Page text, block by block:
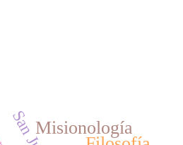
Misionología